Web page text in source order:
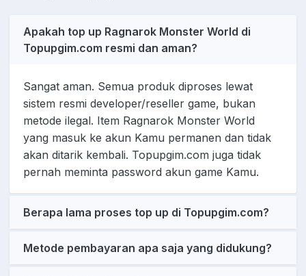
Apakah top up Ragnarok Monster World di
Topupgim.com resmi dan aman?
Sangat aman. Semua produk diproses lewat
sistem resmi developer/reseller game, bukan
metode ilegal. Item Ragnarok Monster World
yang masuk ke akun Kamu permanen dan tidak
akan ditarik kembali. Topupgim.com juga tidak
pernah meminta password akun game Kamu.
Berapa lama proses top up di Topupgim.com?
Metode pembayaran apa saja yang didukung?